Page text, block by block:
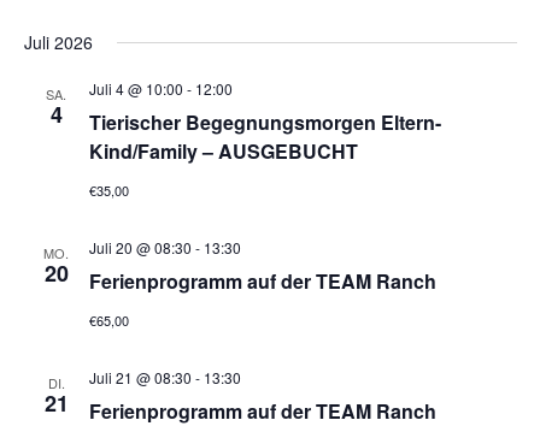
Juli 2026
SA.
4
Tierischer Begegnungsmorgen Eltern-
Kind/Family – AUSGEBUCHT
Juli 4 @ 10:00 - 12:00
€35,00
MO.
20 Ferienprogramm auf der TEAM Ranch
Juli 20 @ 08:30 - 13:30
€65,00
DI.
21 Ferienprogramm auf der TEAM Ranch
Juli 21 @ 08:30 - 13:30